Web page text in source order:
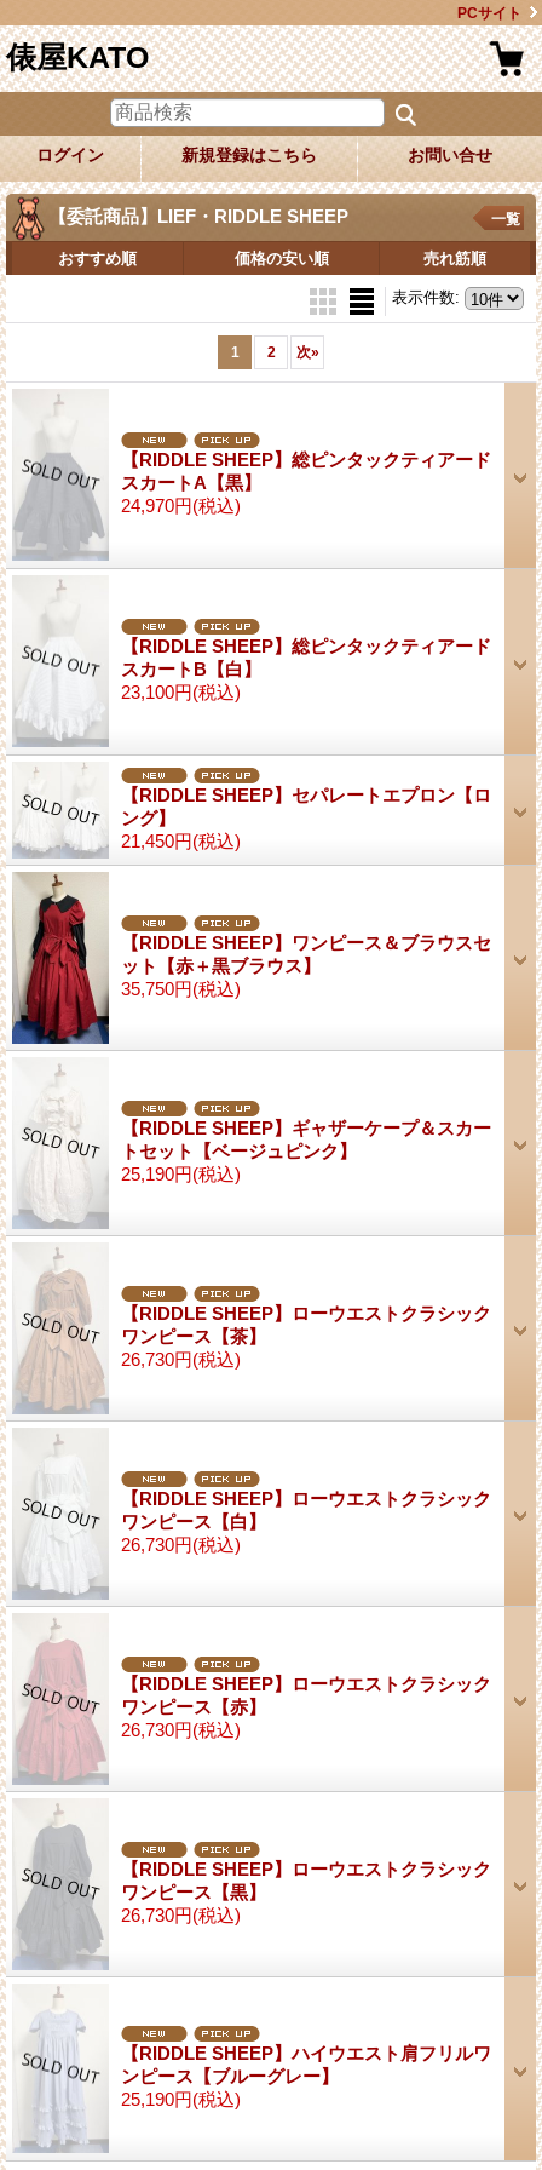
PCサイト
俵屋KATO
ログイン 新規登録はこちら お問い合せ
【委託商品】LIEF・RIDDLE SHEEP 一覧
おすすめ順 価格の安い順 売れ筋順
表示件数:
1 2 次»
【RIDDLE SHEEP】総ピンタックティアード
スカートA【黒】
24,970円(税込)
【RIDDLE SHEEP】総ピンタックティアード
スカートB【白】
23,100円(税込)
【RIDDLE SHEEP】セパレートエプロン【ロ
ング】
21,450円(税込)
【RIDDLE SHEEP】ワンピース＆ブラウスセ
ット【赤＋黒ブラウス】
35,750円(税込)
【RIDDLE SHEEP】ギャザーケープ＆スカー
トセット【ベージュピンク】
25,190円(税込)
【RIDDLE SHEEP】ローウエストクラシック
ワンピース【茶】
26,730円(税込)
【RIDDLE SHEEP】ローウエストクラシック
ワンピース【白】
26,730円(税込)
【RIDDLE SHEEP】ローウエストクラシック
ワンピース【赤】
26,730円(税込)
【RIDDLE SHEEP】ローウエストクラシック
ワンピース【黒】
26,730円(税込)
【RIDDLE SHEEP】ハイウエスト肩フリルワ
ンピース【ブルーグレー】
25,190円(税込)